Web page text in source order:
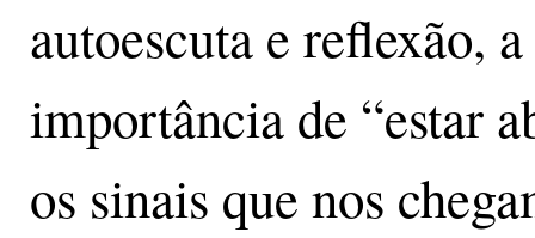
autoescuta e reflexão,
importância de “estar
os sinais que nos